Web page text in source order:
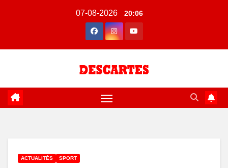
07-08-2026 20:06
ACTUALITÉS SPORT